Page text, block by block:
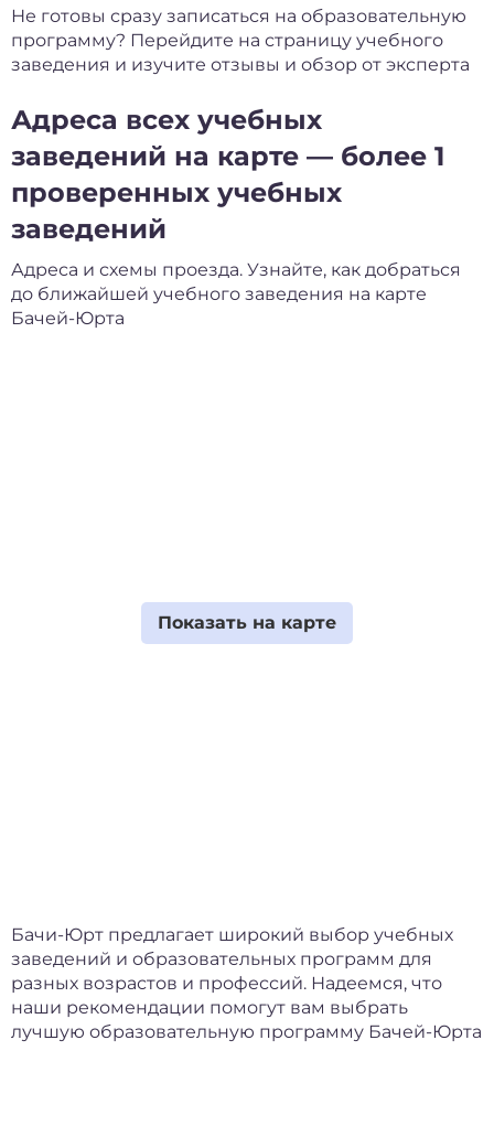
Не готовы сразу записаться на образовательную
программу? Перейдите на страницу учебного
заведения и изучите отзывы и обзор от эксперта
Адреса всех учебных
заведений на карте — более 1
проверенных учебных
заведений
Адреса и схемы проезда. Узнайте, как добраться
до ближайшей учебного заведения на карте
Бачей-Юрта
Бачи-Юрт предлагает широкий выбор учебных
заведений и образовательных программ для
разных возрастов и профессий. Надеемся, что
наши рекомендации помогут вам выбрать
лучшую образовательную программу Бачей-Юрта